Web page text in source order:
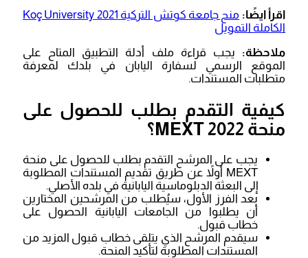
اقرأ ايضًا:
منح جامعة كوتش التركية 2021 Koç University
الكاملة التمويل
ملاحظة:يجب قراءة ملف أدلة التطبيق المتاح على
الموقع الرسمي لسفارة اليابان في بلدك لمعرفة
متطلبات المستندات.
كيفية التقدم بطلب للحصول على
منحة MEXT 2022؟
يجب على المرشح التقدم بطلب للحصول على منحة
MEXT أولاً عن طريق تقديم المستندات المطلوبة
إلى البعثة الدبلوماسية اليابانية في بلده الأصلي.
بعد الفرز الأول، سيُطلب من المرشحين المختارين
أن يطلبوا من الجامعات اليابانية الحصول على
خطاب قبول.
سيقدم المرشح الذي يتلقى خطاب قبول المزيد من
المستندات المطلوبة لتأكيد المنحة.